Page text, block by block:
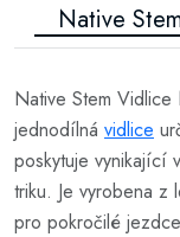
Native
Native Stem Vidlice
jednodílná vidlice
poskytuje vynikající
triku. Je vyrobena
pro pokročilé